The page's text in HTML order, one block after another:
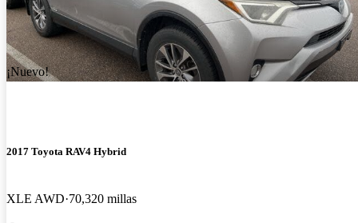
¡Nuevo!
2017 Toyota RAV4 Hybrid
XLE AWD 70,320 millas